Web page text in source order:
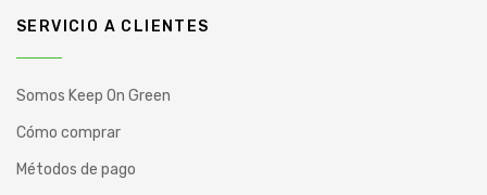
SERVICIO A CLIENTES
Somos Keep On Green
Cómo comprar
Métodos de pago